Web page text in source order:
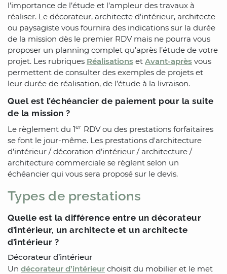
l’importance de l’étude et l’ampleur des travaux à
réaliser. Le décorateur, architecte d'intérieur, architecte
ou paysagiste vous fournira des indications sur la durée
de la mission dès le premier RDV mais ne pourra vous
proposer un planning complet qu’après l’étude de votre
projet. Les rubriques Réalisations et Avant-après vous
permettent de consulter des exemples de projets et
leur durée de réalisation, de l’étude à la livraison.
Quel est l’échéancier de paiement pour la suite
de la mission ?
Le règlement du 1er RDV ou des prestations forfaitaires
se font le jour-même. Les prestations d'architecture
d’intérieur / décoration d’intérieur / architecture /
architecture commerciale se règlent selon un
échéancier qui vous sera proposé sur le devis.
Types de prestations
Quelle est la différence entre un décorateur
d’intérieur, un architecte et un architecte
d’intérieur ?
Décorateur d’intérieur
Un décorateur d’intérieur choisit du mobilier et le met